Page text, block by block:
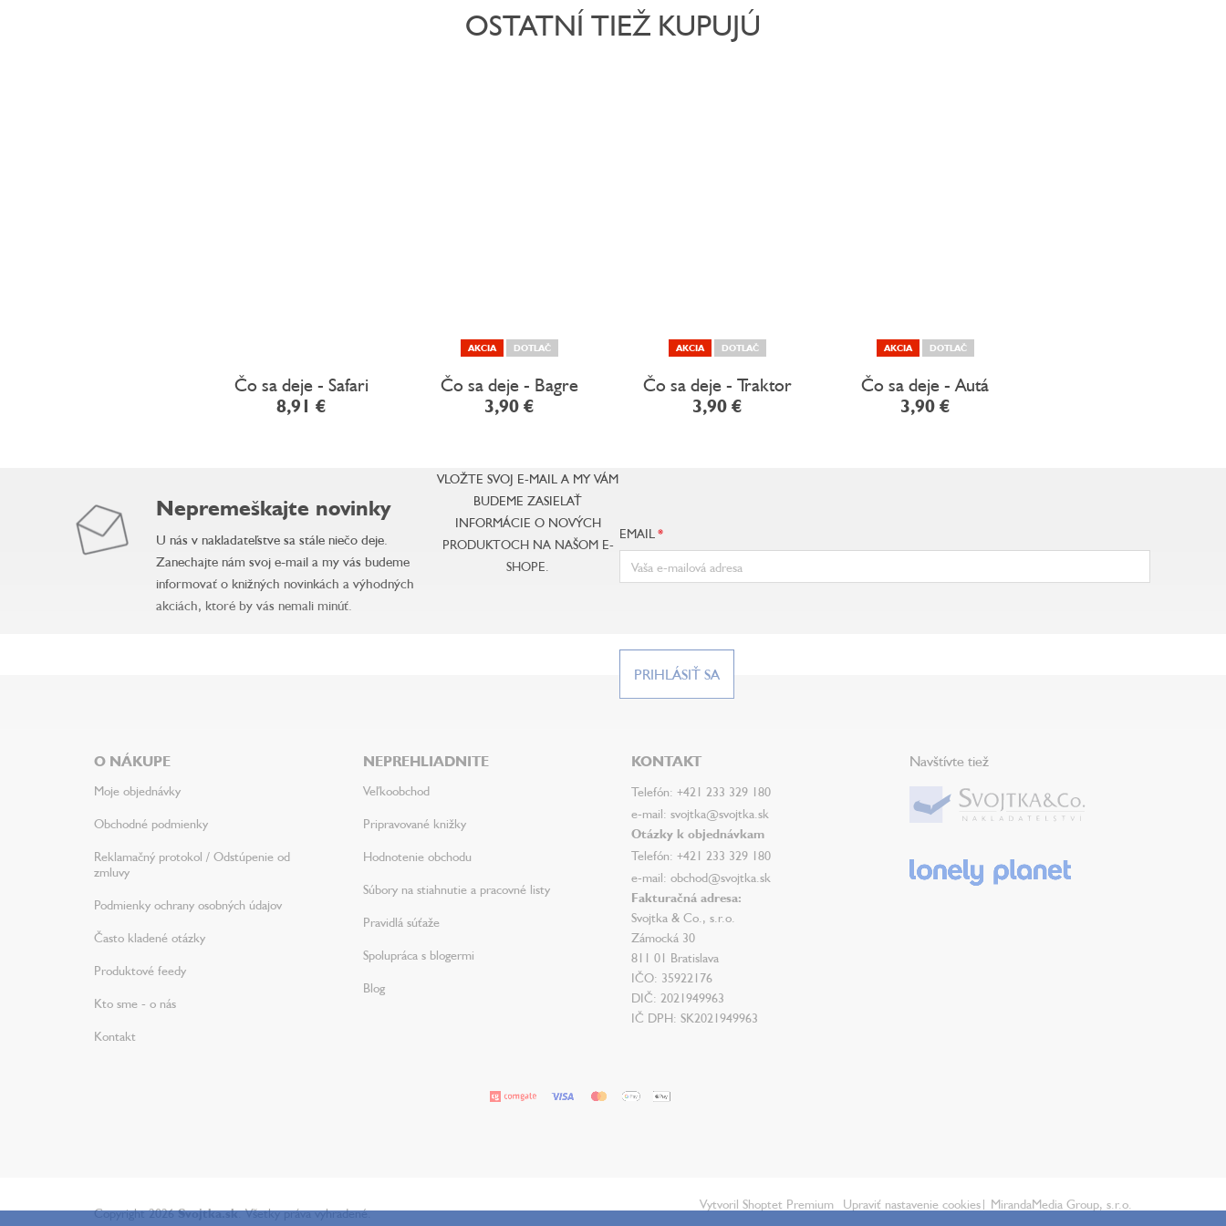
OSTATNÍ TIEŽ KUPUJÚ
Čo sa deje - Safari
8,91 €
AKCIA DOTLAČ
Čo sa deje - Bagre
3,90 €
AKCIA DOTLAČ
Čo sa deje - Traktor
3,90 €
AKCIA DOTLAČ
Čo sa deje - Autá
3,90 €
Nepremeškajte novinky
U nás v nakladateľstve sa stále niečo deje.
Zanechajte nám svoj e-mail a my vás budeme
informovať o knižných novinkách a výhodných
akciách, ktoré by vás nemali minúť.
VLOŽTE SVOJ E-MAIL A MY VÁM
BUDEME ZASIELAŤ
INFORMÁCIE O NOVÝCH
PRODUKTOCH NA NAŠOM E-
SHOPE.
EMAIL
PRIHLÁSIŤ SA
O NÁKUPE
Moje objednávky
Obchodné podmienky
Reklamačný protokol / Odstúpenie od
zmluvy
Podmienky ochrany osobných údajov
Často kladené otázky
Produktové feedy
Kto sme - o nás
Kontakt
NEPREHLIADNITE
Veľkoobchod
Pripravované knižky
Hodnotenie obchodu
Súbory na stiahnutie a pracovné listy
Pravidlá súťaže
Spolupráca s blogermi
Blog
KONTAKT
Telefón: +421 233 329 180
e-mail: svojtka@svojtka.sk
Otázky k objednávkam
Telefón: +421 233 329 180
e-mail: obchod@svojtka.sk
Fakturačná adresa:
Svojtka & Co., s.r.o.
Zámocká 30
811 01 Bratislava
IČO: 35922176
DIČ: 2021949963
IČ DPH: SK2021949963
Navštívte tiež
Copyright 2026Svojtka.sk. Všetky práva vyhradené.
Vytvoril Shoptet Premium Upraviť nastavenie cookies| MirandaMedia Group, s.r.o.